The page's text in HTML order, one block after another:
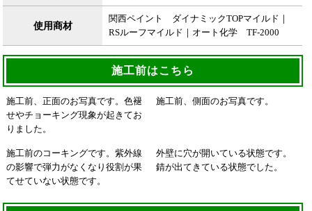
使用商材
関西ペイント ダイナミックTOPマイルド｜
RSルーフマイルド｜オート化学 TF-2000
施工前はこちら
施工前、正面のお写真です。色褪
せやチョーキング現象が起きてお
りました。
施工前、側面のお写真です。
施工前のコーキングです。紫外線
の影響で弾力がなくなり役割が果
てせていない状態です。
外壁に穴が開いている状態です。
錆が出てきている状態でした。